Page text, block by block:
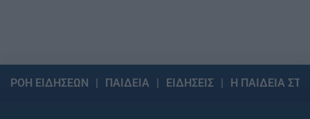
ΡΟΗ ΕΙΔΗΣΕΩΝ ΠΑΙΔΕΙΑ ΕΙΔΗΣΕΙΣ Η ΠΑΙΔΕΙΑ